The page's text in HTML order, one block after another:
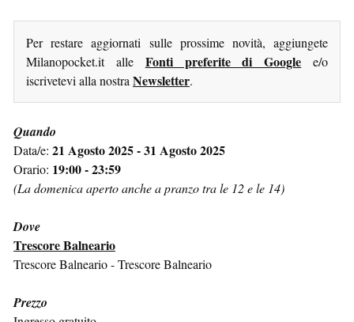
Per restare aggiornati sulle prossime novità, aggiungete
Milanopocket.it alle Fonti preferite di Google e/o
iscrivetevi alla nostra Newsletter.
Quando
Data/e: 21 Agosto 2025 - 31 Agosto 2025
Orario: 19:00 - 23:59
(La domenica aperto anche a pranzo tra le 12 e le 14)
Dove
Trescore Balneario
Trescore Balneario - Trescore Balneario
Prezzo